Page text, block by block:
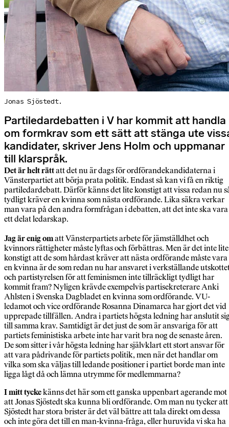
Jonas Sjöstedt.
Partiledardebatten i V har kommit att handla
om formkrav som ett sätt att stänga ute
kandidater, skriver Jens Holm och uppmanar
till klarspråk.
Det är helt rättatt det nu är dags för ordförandekandidaterna i
Vänsterpartiet att börja prata politik. Endast så kan vi få en riktig
partiledardebatt. Därför känns det lite konstigt att vissa redan nu
tydligt kräver en kvinna som nästa ordförande. Lika säkra verkar
man vara på den andra formfrågan i debatten, att det inte ska vara
ett delat ledarskap.
Jag är enig omatt Vänsterpartiets arbete för jämställdhet och
kvinnors rättigheter måste lyftas och förbättras. Men är det inte lite
konstigt att de som hårdast kräver att nästa ordförande måste vara
en kvinna är de som redan nu har ansvaret i verkställande
och partistyrelsen för att feminismen inte tillräckligt tydligt har
kommit fram? Nyligen krävde exempelvis partisekreterare Anki
Ahlsten i Svenska Dagbladet en kvinna som ordförande. VU-
ledamot och vice ordförande Rosanna Dinamarca har gjort det vid
upprepade tillfällen. Andra i partiets högsta ledning har anslutit
till samma krav. Samtidigt är det just de som är ansvariga för att
partiets feministiska arbete inte har varit bra nog de senaste åren.
De som sitter i vår högsta ledning har självklart ett stort ansvar för
att vara pådrivande för partiets politik, men när det handlar om
vilka som ska väljas till ledande positioner i partiet borde man inte
ligga lågt då och lämna utrymme för medlemmarna?
I mitt tyckekänns det här som ett ganska uppenbart agerande mot
att Jonas Sjöstedt ska kunna bli ordförande. Om man nu tycker att
Sjöstedt har stora brister är det väl bättre att tala direkt om dessa
och inte göra det till en man-kvinna-fråga, eller huruvida vi ska ha